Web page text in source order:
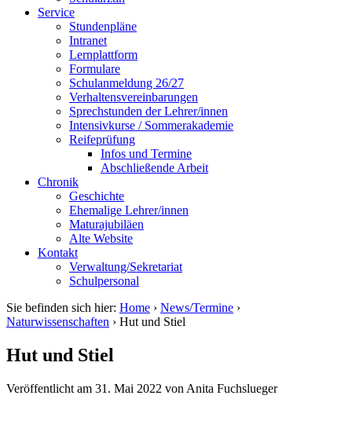
Service
Stundenpläne
Intranet
Lernplattform
Formulare
Schulanmeldung 26/27
Verhaltensvereinbarungen
Sprechstunden der Lehrer/innen
Intensivkurse / Sommerakademie
Reifeprüfung
Infos und Termine
Abschließende Arbeit
Chronik
Geschichte
Ehemalige Lehrer/innen
Maturajubiläen
Alte Website
Kontakt
Verwaltung/Sekretariat
Schulpersonal
Sie befinden sich hier: Home › News/Termine ›
Naturwissenschaften › Hut und Stiel
Hut und Stiel
Veröffentlicht am 31. Mai 2022 von Anita Fuchslueger